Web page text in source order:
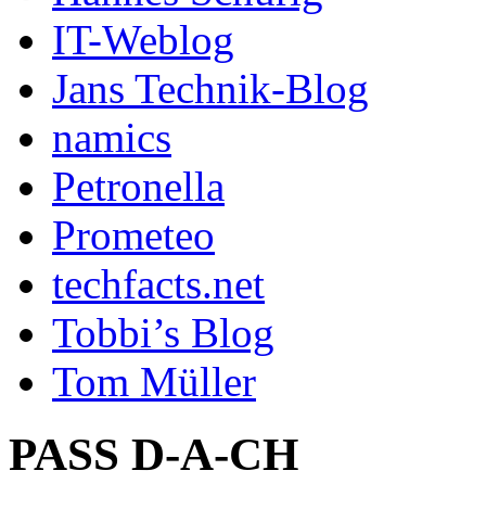
IT-Weblog
Jans Technik-Blog
namics
Petronella
Prometeo
techfacts.net
Tobbi’s Blog
Tom Müller
PASS D-A-CH